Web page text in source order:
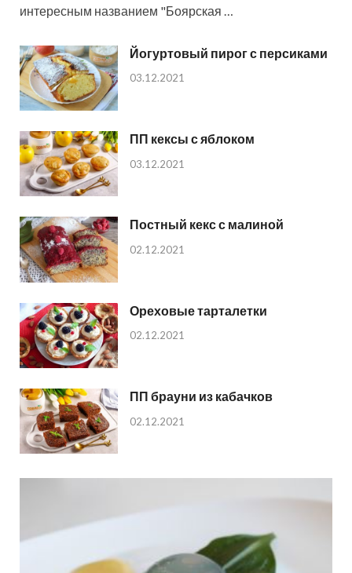
интересным названием "Боярская …
Йогуртовый пирог с персиками
03.12.2021
ПП кексы с яблоком
03.12.2021
Постный кекс с малиной
02.12.2021
Ореховые тарталетки
02.12.2021
ПП брауни из кабачков
02.12.2021